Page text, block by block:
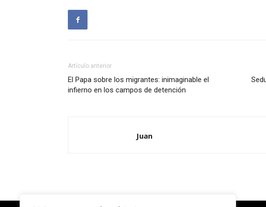
Artículo anterior
El Papa sobre los migrantes: inimaginable el
infierno en los campos de detención
Juan